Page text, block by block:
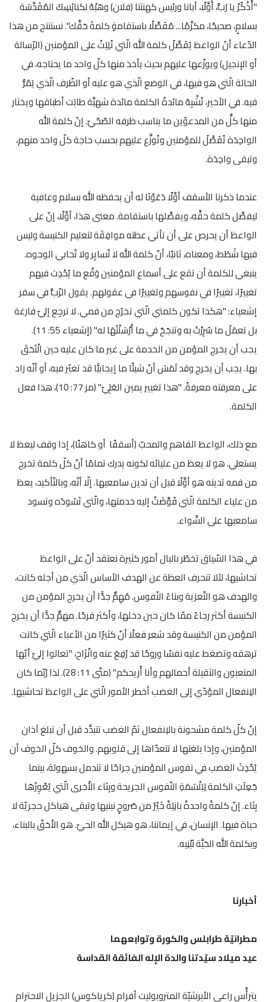
"أُذْكُرْ يا رَبُّ، أَوَّلًا، أبانا ورئيس كهنتنا (فلان) وهَبْهُ لكنائِسِكَ المُقَدَّسَة
بسلامٍ، صحيحًا، مكرَّمًا... مُفَصِّلًا باستقامةٍ كلمةَ حَقِّك". نستنتج من هذا
الدّعاء أنّ الواعظ يُفَصِّلُ كلمة الله الّتي تُلِيَتْ على المؤمنين (الرّسالة
أو الإنجيل) ويوزّعها عليهم بحيث يأخذ منها كلّ واحد ما يحتاجه، في
الحالة الّتي هو فيها، في الوضع الّذي هو عليه أو الظّرف الّذي يَمُرُّ
فيه. في الأخير، تُشْبِهُ مائدةُ الكلمة مائدة شهيَّة طابَت أطباقها ويختار
منها كلٌّ من المدعوّين ما يناسب ظرفه الصّحّيّ. إنّ كلمة الله
الواحِدَة تُفَصَّلُ للمؤمنين وتُوزَّع عليهم بحسب حاجة كلّ واحد منهم،
وتبقى واحِدَة.
عندما ذكرنا الأسقف أوَّلًا دَعَوْنَا له أن يحفظه الله بسلام وعافية
ليفصِّل كلمة حقِّه، ويفصِّلها باستقامة. معنى هذا، أوَّلًا، إنّ على
الواعظ أن يحرص على أن تأتي عظته موافِقَة لتعليم الكنيسة وليس
فيها شَطَط، ومعناه، ثانيًا، أنّ كلمة الله لا تُسايِر ولا تُحابي الوجوه.
ينبغي للكلمة أن تقع على أسماع المؤمنين وَقْع ما يُحْدِث فيهم
تغييرًا، تغييرًا في نفوسهم وتغييرًا في عقولهم. يقول الرّبُّ في سفر
إشعياء: "هكذا تكون كلمتي الّتي تخرُج من فمي. لا ترجِع إليّ فارغة
بل تعمَلُ ما سُرِرْتُ به وتنجَحُ في ما أَرْسَلْتُهَا له" (إشعياء 55: 11).
يجب أن يخرج المؤمن من الخدمة على غير ما كان عليه حين الْتَحَقَ
بها. يجب أن يخرج وقد لَمَسَ أنّ شيئًا ما إيجابيًّا قد تغيّر فيه، أو أنّه زاد
على معرفته معرفةً. "هذا تغيير يمين العَلِيّ" (مز 77: 10)، هذا فعل
الكلمة.
مع ذلك، الواعظ الفاهم والمحبّ (أسقفًا أو كاهنًا)، إذا وقف ليعظ لا
يستعلي. هو لا يعظ من عليائه لكونه يدرك تمامًا أنّ كلّ كلمة تخرج
من فمه تدينه هو أوَّلًا قبل أن تدين سامعيها. إلّا أنّه، وبالتّأكيد، يعظ
من علياء الكلمة الّتي فُوِّضَتْ إليه خدمتها، والّتي تَسُودُه وتسود
سامعيها على السَّواء.
في هذا السّياق تخطُر بالبال أمور كثيرة نعتقد أنّ على الواعظ
تحاشيها، لئلا تنحرف العظة عن الهدف الأساس الّذي من أجله كانت،
والهدف هو التّعزية وبناءُ النّفوس. مُهِمٌّ جدًّا أن يخرج المؤمن من
الكنيسة أكثر رجاءً ممّا كان حين دخلها، وأكثر فرحًا. مهمٌّ جدًّا أن يخرج
المؤمن من الكنيسة وقد شعر فعلًا أنّ كثيرًا من الأعباء الّتي كانت
ترهقه وتضغط عليه نفسًا وروحًا قد رُفِعَ عنه وانْزَاح، "تعالوا إليّ أيّها
المتعبون والثقيلة أحمالهم وأنا أُريحكم" (متّى 11: 28). لذا رُبّما كان
الاِنفعال المؤدّي إلى الغضب أخطر الأمور الّتي على الواعظ تحاشيها.
إنّ كلّ كلمة مشحونة بالاِنفعال ثمّ الغضب تتبدَّد قبل أن تبلغ آذان
المؤمنين، وإذا بلغتها لا تتعدّاها إلى قلوبهم. والخوف كلّ الخوف أن
يُحْدِثَ الغضب في نفوس المؤمنين جراحًا لا تندمل بسهولة، بينما
جُعِلَتِ الكلمة لِبَلْسَمَةِ النّفوس الجريحة وبِنَاء الأُخرى الّتي يُعْوِزُهَا
بِنَاء. إنّ كلمةً واحدةً بانِيَةً خَيْرٌ من صُروحٍ نبنيها وتبقى هياكل حجريّة لا
حياة فيها. الإنسان، في إيماننا، هو هيكل الله الحيّ. هو الأَحَقّ بالبناء،
وبكلمة الله الحَيَّة نَبْنِيه.
أخبارنا
مطرانيّة طرابلس والكورة وتوابعهما
عيد ميلاد سيّدتنا والدة الإله الفائقة القداسة
يترأَّس راعي الأبرشيّة المتروبوليت أفرام (كرياكوس) الجزيل الاحترام